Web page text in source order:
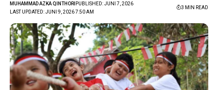
LAST UPDATED: JUNI 9, 2026 7:50 AM
MUHAMMAD AZKA QINTHORI PUBLISHED: JUNI 7, 2026
3 MIN READ